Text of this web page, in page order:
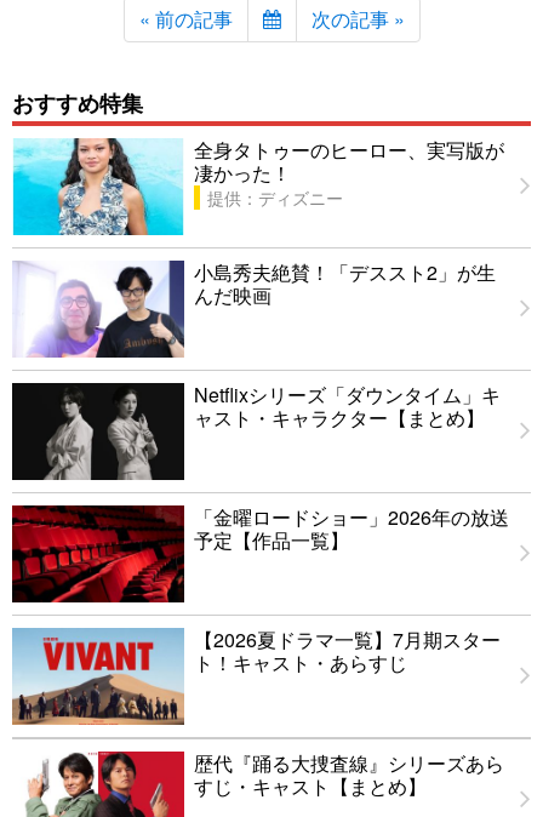
« 前の記事 次の記事 »
おすすめ特集
全身タトゥーのヒーロー、実写版が
凄かった！
提供：ディズニー
小島秀夫絶賛！「デススト2」が生
んだ映画
Netflixシリーズ「ダウンタイム」キ
ャスト・キャラクター【まとめ】
「金曜ロードショー」2026年の放送
予定【作品一覧】
【2026夏ドラマ一覧】7月期スター
ト！キャスト・あらすじ
歴代『踊る大捜査線』シリーズあら
すじ・キャスト【まとめ】